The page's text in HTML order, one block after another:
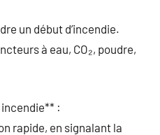
un début d’incendie.
à eau, CO₂, poudre,
incendie** :
rapide, en signalant la